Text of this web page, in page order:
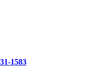
1583